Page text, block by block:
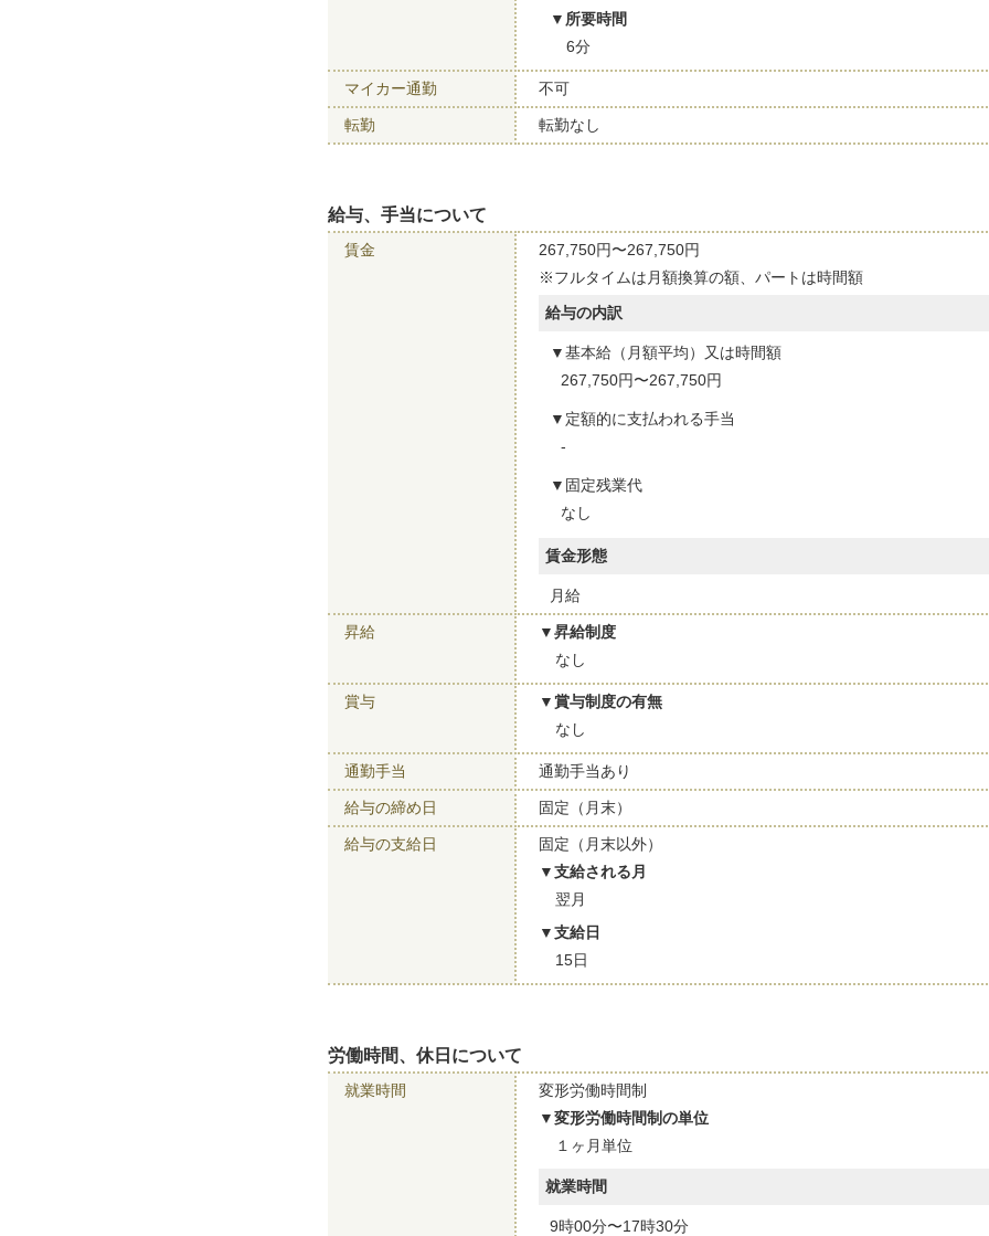
所要時間
6分
マイカー通勤 不可
転勤 転勤なし
給与、手当について
賃金
267,750円〜267,750円
※フルタイムは月額換算の額、パートは時間額
給与の内訳
基本給（月額平均）又は時間額
267,750円〜267,750円
定額的に支払われる手当
-
固定残業代
なし
賃金形態
月給
昇給
昇給制度
なし
賞与
賞与制度の有無
なし
通勤手当 通勤手当あり
給与の締め日 固定（月末）
給与の支給日
固定（月末以外）
支給される月
翌月
支給日
15日
労働時間、休日について
就業時間
変形労働時間制
変形労働時間制の単位
１ヶ月単位
就業時間
9時00分〜17時30分